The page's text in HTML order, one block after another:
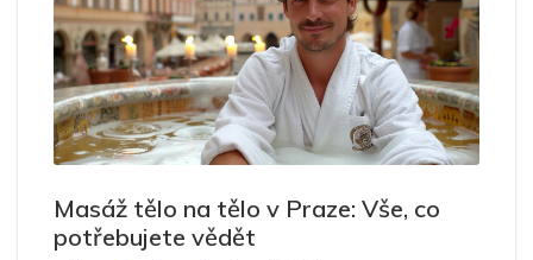
Masáž tělo na tělo v Praze: Vše, co
potřebujete vědět